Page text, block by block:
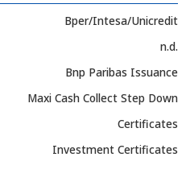
Bper/Intesa/Unicredit
n.d.
Bnp Paribas Issuance
Maxi Cash Collect Step Down
Certificates
Investment Certificates